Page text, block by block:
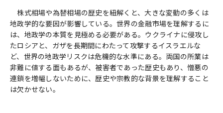
株式相場や為替相場の歴史を紐解くと、大きな変動の多くは
地政学的な要因が影響している。世界の金融市場を理解するに
は、地政学の本質を見極める必要がある。ウクライナに侵攻し
たロシアと、ガザを長期間にわたって攻撃するイスラエルな
ど、世界の地政学リスクは危機的な水準にある。両国の所業は
非難に値する面もあるが、被害者であった歴史もあり、憎悪の
連鎖を増幅しないために、歴史や宗教的な背景を理解すること
は欠かせない。